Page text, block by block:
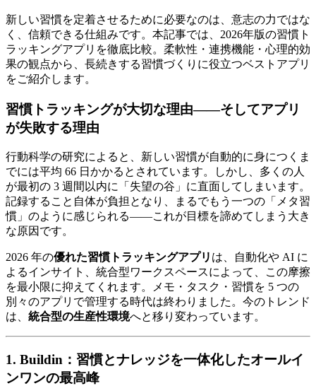
新しい習慣を定着させるために必要なのは、意志の力ではな
く、信頼できる仕組みです。本記事では、2026年版の習慣ト
ラッキングアプリを徹底比較。柔軟性・連携機能・心理的効
果の観点から、長続きする習慣づくりに役立つベストアプリ
をご紹介します。
習慣トラッキングが大切な理由――そしてアプリ
が失敗する理由
行動科学の研究によると、新しい習慣が自動的に身につくま
でには平均 66 日かかるとされています。しかし、多くの人
が最初の 3 週間以内に「失望の谷」に直面してしまいます。
記録すること自体が負担となり、まるでもう一つの「メタ習
慣」のように感じられる――これが目標を諦めてしまう大き
な原因です。
2026 年の優れた習慣トラッキングアプリ は、自動化や AI に
よるインサイト、統合型ワークスペースによって、この摩擦
を最小限に抑えてくれます。メモ・タスク・習慣を 5 つの
別々のアプリで管理する時代は終わりました。今のトレンド
は、 統合型の生産性環境へと移り変わっています。
1. Buildin：習慣とナレッジを一体化したオールイ
ンワンの最高峰